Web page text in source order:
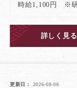
時給1,100円 ※
詳しく見る
更新日 2026-08-06